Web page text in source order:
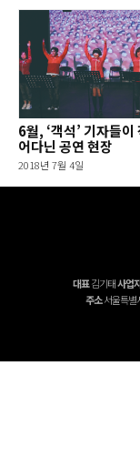
6월, ‘객석’ 기자들이
어다닌 공연 현장
2018년 7월 4일
대표김기태사업
주소서울특별